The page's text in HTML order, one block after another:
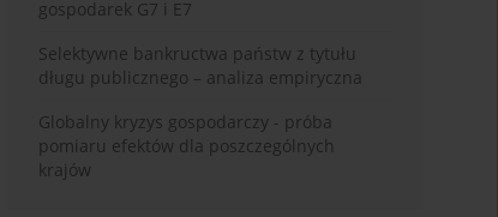
gospodarek G7 i E7
Selektywne bankructwa państw z tytułu
długu publicznego – analiza empiryczna
Globalny kryzys gospodarczy - próba
pomiaru efektów dla poszczególnych
krajów